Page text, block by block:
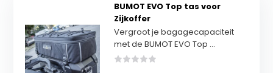
BUMOT EVO Top tas voor
Zijkoffer
Vergroot je bagagecapaciteit
met de BUMOT EVO Top ...